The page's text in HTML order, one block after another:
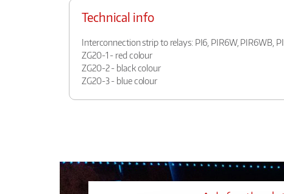
Technical info
Interconnection strip to relays: PI6, PIR6W, PIR6WB,
ZG20-1 - red colour
ZG20-2 - black colour
ZG20-3 - blue colour